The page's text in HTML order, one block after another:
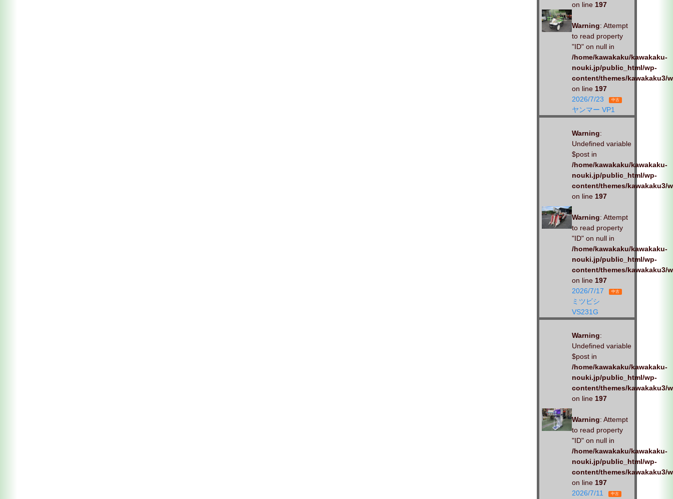
on line 197
Warning: Attempt
to read property
"ID" on null in
/home/kawakaku/kawakaku-
nouki.jp/public_html/wp-
content/themes/kawakaku3/
on line 197
2026/7/23
中古
ヤンマー VP1
Warning:
Undefined variable
$post in
/home/kawakaku/kawakaku-
nouki.jp/public_html/wp-
content/themes/kawakaku3/
on line 197
Warning: Attempt
to read property
"ID" on null in
/home/kawakaku/kawakaku-
nouki.jp/public_html/wp-
content/themes/kawakaku3/
on line 197
2026/7/17
中古
ミツビシ
VS231G
Warning:
Undefined variable
$post in
/home/kawakaku/kawakaku-
nouki.jp/public_html/wp-
content/themes/kawakaku3/
on line 197
Warning: Attempt
to read property
"ID" on null in
/home/kawakaku/kawakaku-
nouki.jp/public_html/wp-
content/themes/kawakaku3/
on line 197
2026/7/11
中古